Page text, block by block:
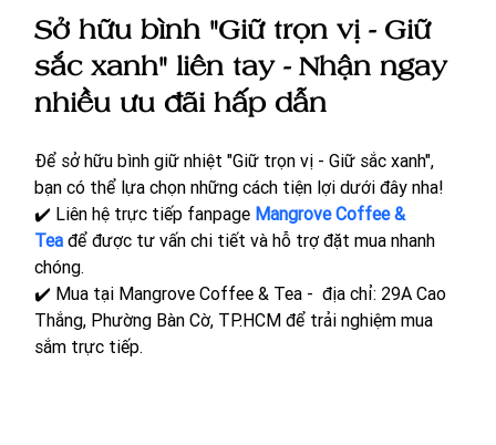
Sở hữu bình "Giữ trọn vị - Giữ
sắc xanh" liên tay - Nhận ngay
nhiều ưu đãi hấp dẫn
Để sở hữu bình giữ nhiệt "Giữ trọn vị - Giữ sắc xanh",
bạn có thể lựa chọn những cách tiện lợi dưới đây nha!
✔️ Liên hệ trực tiếp fanpage Mangrove Coffee &
Tea để được tư vấn chi tiết và hỗ trợ đặt mua nhanh
chóng.
✔️ Mua tại Mangrove Coffee & Tea -  địa chỉ: 29A Cao
Thắng, Phường Bàn Cờ, TP.HCM để trải nghiệm mua
sắm trực tiếp.